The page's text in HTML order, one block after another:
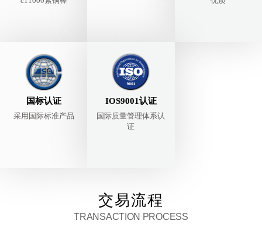
国标认证
采用国际标准产品
IOS9001认证
国际质量管理体系认
证
交易流程
TRANSACTION PROCESS